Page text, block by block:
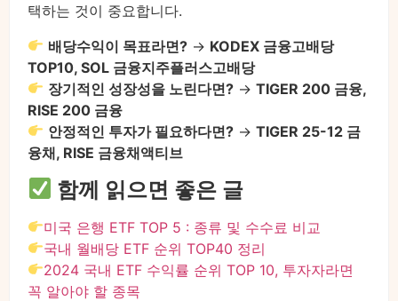
택하는 것이 중요합니다.
배당수익이 목표라면? → KODEX 금융고배당
TOP10, SOL 금융지주플러스고배당
장기적인 성장성을 노린다면? →TIGER 200 금융,
RISE 200 금융
안정적인 투자가 필요하다면? →TIGER 25-12 금
융채, RISE 금융채액티브
함께 읽으면 좋은 글
미국 은행 ETF TOP 5 : 종류 및 수수료 비교
국내 월배당 ETF 순위 TOP40 정리
2024 국내 ETF 수익률 순위 TOP 10, 투자자라면
꼭 알아야 할 종목